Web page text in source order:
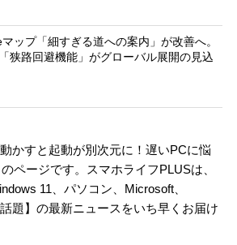
ップ「細すぎる道への案内」が改善へ。
狭路回避機能」がグローバル展開の見込
かすと起動が別次元に！遅いPCに悩
ページです。スマホライフPLUSは、
11 、パソコン Microsoft
題 】の最新ニュースをいち早くお届け